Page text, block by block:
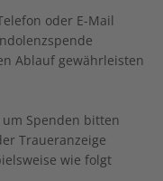
oder E-Mail
Ablauf gewährleisten
Spenden bitten
Traueranzeige
wie folgt